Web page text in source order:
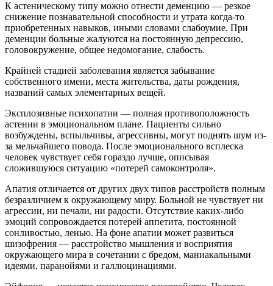
К астеническому типу можно отнести деменцию — резкое
снижение познавательной способности и утрата когда-то
приобретенных навыков, иными словами слабоумие. При
деменции больные жалуются на постоянную депрессию,
головокружение, общее недомогание, слабость.
Крайней стадией заболевания является забывание
собственного имени, места жительства, даты рождения,
названий самых элементарных вещей.
Эксплозивные психопатии — полная противоположность
астении в эмоциональном плане. Пациенты сильно
возбуждены, вспыльчивы, агрессивны, могут поднять шум из-
за мельчайшего повода. После эмоционального всплеска
человек чувствует себя гораздо лучше, описывая
сложившуюся ситуацию «потерей самоконтроля».
Апатия отличается от других двух типов расстройств полным
безразличием к окружающему миру. Больной не чувствует ни
агрессии, ни печали, ни радости. Отсутствие каких-либо
эмоций сопровождается потерей аппетита, постоянной
сонливостью, ленью. На фоне апатии может развиться
шизофрения — расстройство мышления и восприятия
окружающего мира в сочетании с бредом, маниакальными
идеями, паранойями и галлюцинациями.